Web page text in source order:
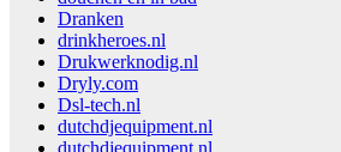
Dranken
drinkheroes.nl
Drukwerknodig.nl
Dryly.com
Dsl-tech.nl
dutchdjequipment.nl